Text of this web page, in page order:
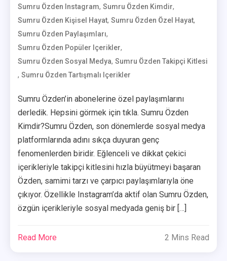
Sumru Özden Instagram,Sumru Özden Kimdir,
Sumru Özden Kişisel Hayat,Sumru Özden Özel Hayat,
Sumru Özden Paylaşımları,
Sumru Özden Popüler Içerikler,
Sumru Özden Sosyal Medya,Sumru Özden Takipçi Kitlesi
,Sumru Özden Tartışmalı Içerikler
Sumru Özden’in abonelerine özel paylaşımlarını
derledik. Hepsini görmek için tıkla. Sumru Özden
Kimdir?Sumru Özden, son dönemlerde sosyal medya
platformlarında adını sıkça duyuran genç
fenomenlerden biridir. Eğlenceli ve dikkat çekici
içerikleriyle takipçi kitlesini hızla büyütmeyi başaran
Özden, samimi tarzı ve çarpıcı paylaşımlarıyla öne
çıkıyor. Özellikle Instagram’da aktif olan Sumru Özden,
özgün içerikleriyle sosyal medyada geniş bir […]
Read More 2 Mins Read